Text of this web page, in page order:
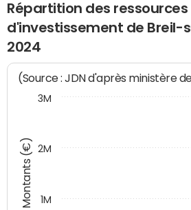
Répartition des ressources
d'investissement de Breil-
2024
Montants (€)
(Source : JDN d'après ministère
1M
2M
3M